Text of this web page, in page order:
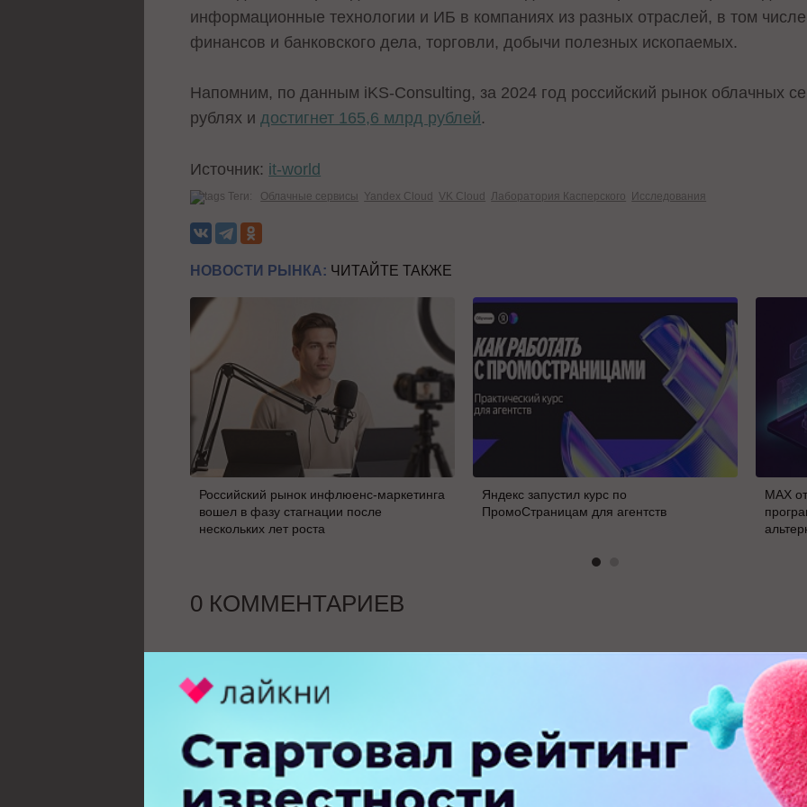
информационные технологии и ИБ в компаниях из разных отраслей, в том
финансов и банковского дела, торговли, добычи полезных ископаемых.
Напомним, по данным iKS-Consulting, за 2024 год российский рынок облачных
рублях идостигнет 165,6 млрд рублей.
Источник: it-world
Теги: Облачные сервисы Yandex Cloud VK Cloud Лаборатория Касперского Исследования
НОВОСТИ РЫНКА: ЧИТАЙТЕ ТАКЖЕ
Российский рынок инфлюенс-маркетинга
вошел в фазу стагнации после
нескольких лет роста
Яндекс запустил курс по
ПромоСтраницам для агентств
MAX
0 КОММЕНТАРИЕВ